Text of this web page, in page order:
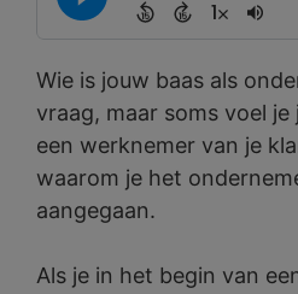
Wie is jouw baas als
vraag, maar soms voel
een werknemer van je
waarom je het
aangegaan.
Als je in het begin van